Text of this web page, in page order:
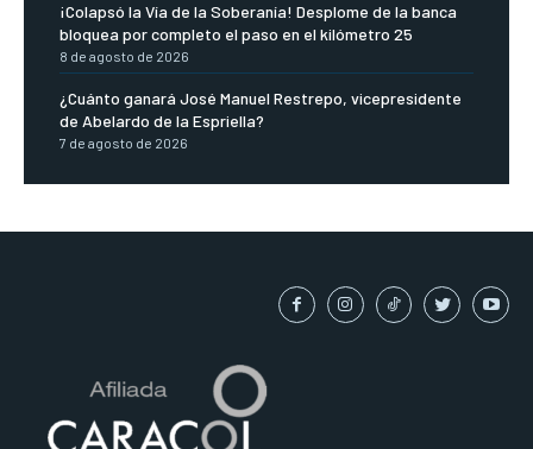
¡Colapsó la Vía de la Soberanía! Desplome de la banca
bloquea por completo el paso en el kilómetro 25
8 de agosto de 2026
¿Cuánto ganará José Manuel Restrepo, vicepresidente
de Abelardo de la Espriella?
7 de agosto de 2026